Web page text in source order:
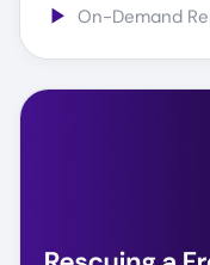
▶ On-Demand